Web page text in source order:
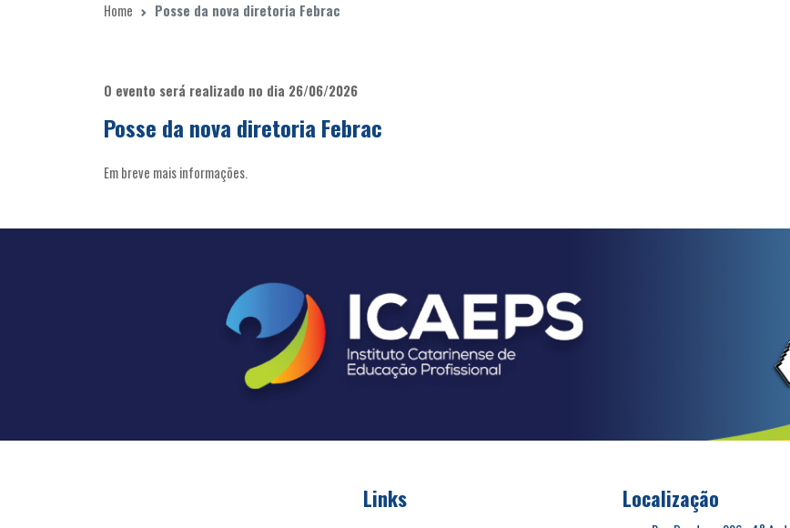
Home Posse da nova diretoria Febrac
O evento será realizado no dia 26/06/2026
Posse da nova diretoria Febrac
Em breve mais informações.
Links Localização